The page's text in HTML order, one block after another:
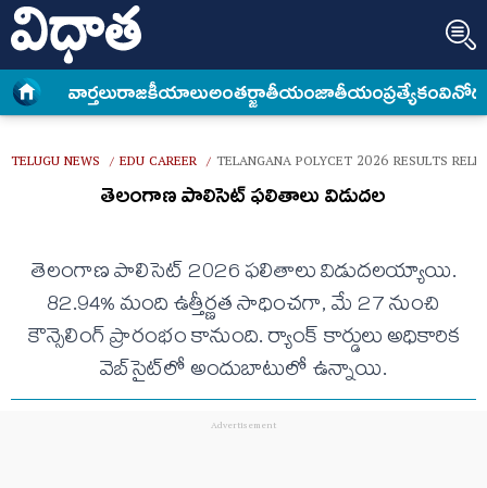
వార్త‌లురాజకీయాలుఅంత‌ర్జాతీయంజాతీయంప్రత్యేకం
TELUGU NEWS / EDU CAREER / TELANGANA POLYCET 2026 RESULTS
తెలంగాణ పాలిసెట్ ఫలితాలు విడుదల
తెలంగాణ పాలిసెట్ 2026 ఫలితాలు విడుదలయ్యాయి.
82.94% మంది ఉత్తీర్ణత సాధించగా, మే 27 నుంచి
కౌన్సెలింగ్ ప్రారంభం కానుంది. ర్యాంక్ కార్డులు అధికారిక
వెబ్‌సైట్‌లో అందుబాటులో ఉన్నాయి.